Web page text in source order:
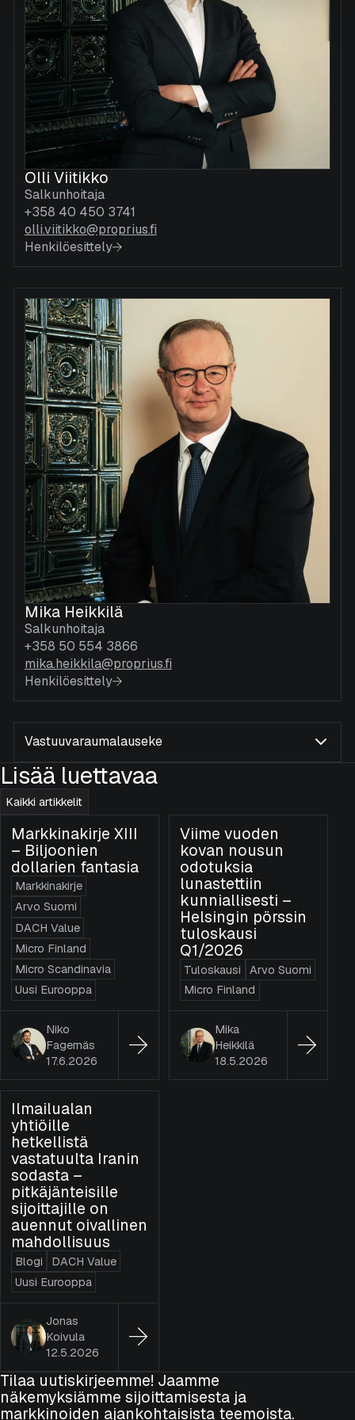
Olli Viitikko
Salkunhoitaja
+358 40 450 3741
olli.viitikko@proprius.fi
Henkilöesittely
Mika Heikkilä
Salkunhoitaja
+358 50 554 3866
mika.heikkila@proprius.fi
Henkilöesittely
Vastuuvaraumalauseke
Lisää luettavaa
Kaikki artikkelit
Markkinakirje XIII
– Biljoonien
dollarien fantasia
Markkinakirje
Arvo Suomi
DACH Value
Micro Finland
Micro Scandinavia
Uusi Eurooppa
Niko
Fagernäs
17.6.2026
Viime vuoden
kovan nousun
odotuksia
lunastettiin
kunniallisesti –
Helsingin pörssin
tuloskausi
Q1/2026
Tuloskausi
Arvo Suomi
Micro Finland
Mika
Heikkilä
18.5.2026
Ilmailualan
yhtiöille
hetkellistä
vastatuulta Iranin
sodasta –
pitkäjänteisille
sijoittajille on
auennut oivallinen
mahdollisuus
Blogi
DACH Value
Uusi Eurooppa
Jonas
Koivula
12.5.2026
Tilaa uutiskirjeemme! Jaamme
näkemyksiämme sijoittamisesta ja
markkinoiden ajankohtaisista teemoista.